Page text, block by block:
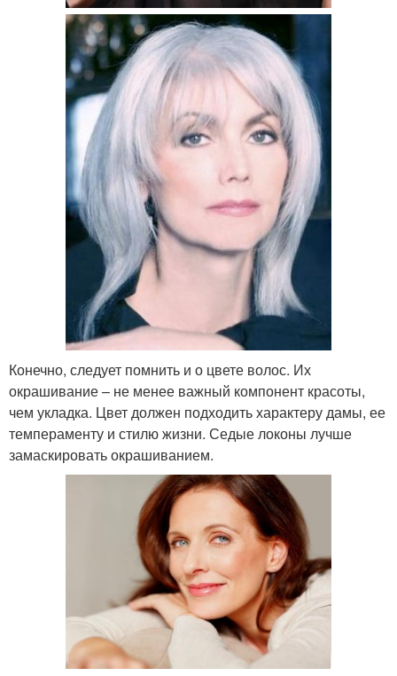
Конечно, следует помнить и о цвете волос. Их
окрашивание – не менее важный компонент красоты,
чем укладка. Цвет должен подходить характеру дамы, ее
темпераменту и стилю жизни. Седые локоны лучше
замаскировать окрашиванием.